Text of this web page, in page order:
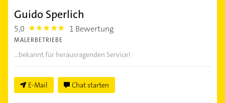
Guido Sperlich
5,0 5.0 1 Bewertung
MALERBETRIEBE
...bekannt für herausragenden Service!
E-Mail Chat starten